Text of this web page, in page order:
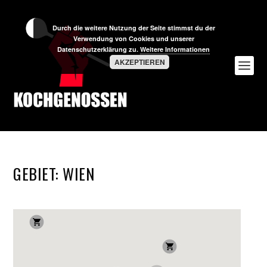
GEBIET: WIEN
Durch die weitere Nutzung der Seite stimmst du der
Verwendung von Cookies und unserer
Datenschutzerklärung zu. Weitere Informationen
AKZEPTIEREN